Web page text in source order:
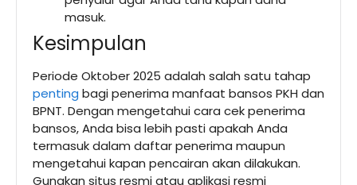
masuk.
Kesimpulan
Periode Oktober 2025 adalah salah satu tahap
penting bagi penerima manfaat bansos PKH dan
BPNT. Dengan mengetahui cara cek penerima
bansos, Anda bisa lebih pasti apakah Anda
termasuk dalam daftar penerima maupun
mengetahui kapan pencairan akan dilakukan.
Gunakan situs resmi atau aplikasi resmi